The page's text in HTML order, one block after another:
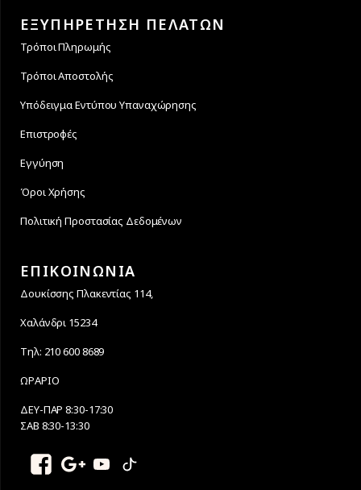
ΕΞΥΠΗΡΕΤΗΣΗ ΠΕΛΑΤΩΝ
Τρόποι Πληρωμής
Τρόποι Αποστολής
Υπόδειγμα Εντύπου Υπαναχώρησης
Επιστροφές
Εγγύηση
Όροι Χρήσης
Πολιτική Προστασίας Δεδομένων
ΕΠΙΚΟΙΝΩΝΙΑ
Δουκίσσης Πλακεντίας 114,
Χαλάνδρι 15234
Τηλ: 210 600 8689
ΩΡΑΡΙΟ
ΔΕΥ-ΠΑΡ 8:30-17:30
ΣΑΒ 8:30-13:30